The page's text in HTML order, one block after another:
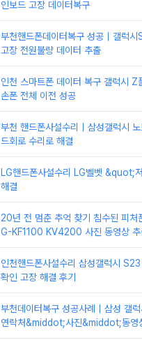
인보드 고장 데이터복구
부천핸드폰데이터복구 성공｜갤럭
고장 전원불량 데이터 추출
인천 스마트폰 데이터 복구 갤럭시
손폰 전체 이전 성공
부천 핸드폰사설수리｜삼성갤럭시
드회로 수리로 해결
LG핸드폰사설수리 LG벨벳 &quot;
해결
20년 전 멈춘 추억 찾기 침수된 피처
G-KF1100 KV4200 사진 동영상 추
인천핸드폰사설수리 삼성갤럭시
확인 고장 해결 후기
부천데이터복구 성공사례｜삼성 갤
연락처&middot;사진&middot;동영